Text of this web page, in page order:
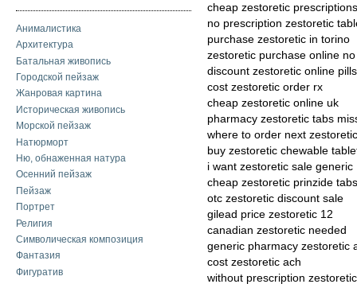
Анималистика
Архитектура
Батальная живопись
Городской пейзаж
Жанровая картина
Историческая живопись
Морской пейзаж
Натюрморт
Ню, обнаженная натура
Осенний пейзаж
Пейзаж
Портрет
Религия
Символическая композиция
Фантазия
Фигуратив
cheap zestoretic
no prescription zestoretic
purchase zestoretic in torino
zestoretic purchase online
discount zestoretic online
cost zestoretic order rx
cheap zestoretic online uk
pharmacy zestoretic tabs
where to order next zestoretic
buy zestoretic chewable
i want zestoretic sale generic
cheap zestoretic prinzide
otc zestoretic discount sale
gilead price zestoretic 12
canadian zestoretic needed
generic pharmacy zestoretic
cost zestoretic ach
without prescription